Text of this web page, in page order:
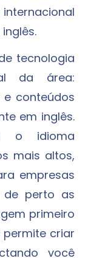
tecnologia
da área:
conteúdos
em inglês.
o idioma
mais altos,
empresas
de perto as
primeiro
permite criar
você